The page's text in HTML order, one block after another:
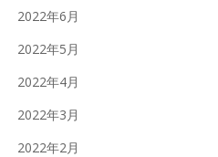
2022年6月
2022年5月
2022年4月
2022年3月
2022年2月